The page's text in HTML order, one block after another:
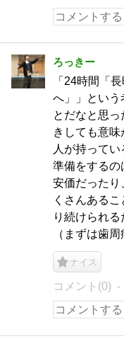
ろっきー
「24時間「
へ」」という
とだなと思
きしても意
人が持って
準備をするの
安価だったり
くさんある
り続けられる
（まずは歯周
ナイス
コメント(0)